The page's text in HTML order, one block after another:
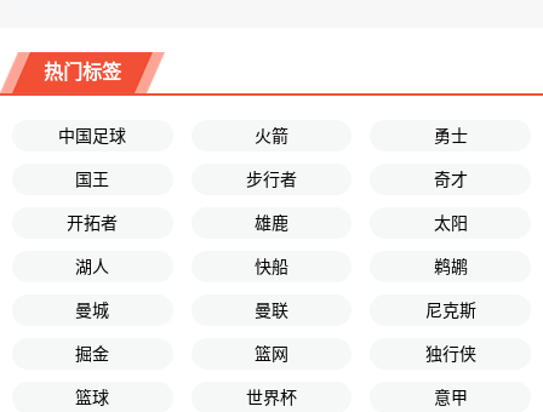
热门标签
中国足球 火箭 勇士
国王 步行者 奇才
开拓者 雄鹿 太阳
湖人 快船 鹈鹕
曼城 曼联 尼克斯
掘金 篮网 独行侠
篮球 世界杯 意甲